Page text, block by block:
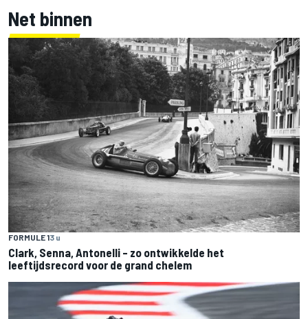
Net binnen
FORMULE 13 u
Clark, Senna, Antonelli – zo ontwikkelde het
leeftijdsrecord voor de grand chelem